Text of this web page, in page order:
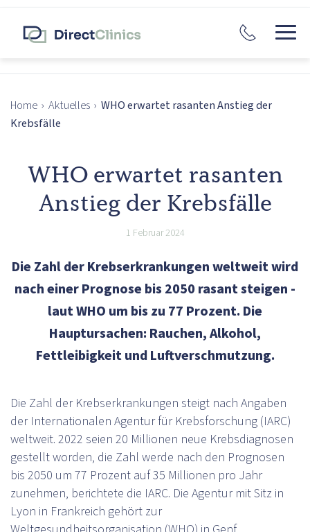
Home › Aktuelles › WHO erwartet rasanten Anstieg der
Krebsfälle
WHO erwartet rasanten
Anstieg der Krebsfälle
1 Februar 2024
Die Zahl der Krebserkrankungen weltweit wird
nach einer Prognose bis 2050 rasant steigen -
laut WHO um bis zu 77 Prozent. Die
Hauptursachen: Rauchen, Alkohol,
Fettleibigkeit und Luftverschmutzung.
Die Zahl der Krebserkrankungen steigt nach Angaben
der Internationalen Agentur für Krebsforschung (IARC)
weltweit. 2022 seien 20 Millionen neue Krebsdiagnosen
gestellt worden, die Zahl werde nach den Prognosen
bis 2050 um 77 Prozent auf 35 Millionen pro Jahr
zunehmen, berichtete die IARC. Die Agentur mit Sitz in
Lyon in Frankreich gehört zur